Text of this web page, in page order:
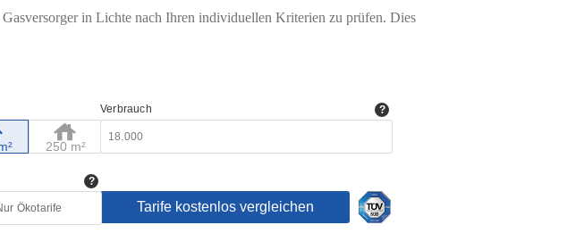
in Lichte nach Ihren individuellen Kriterien zu prüfen. Dies